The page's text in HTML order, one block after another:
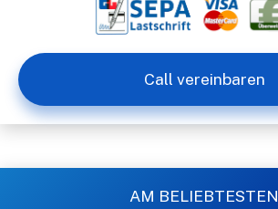
Call vereinbaren
AM BELIEBTESTEN